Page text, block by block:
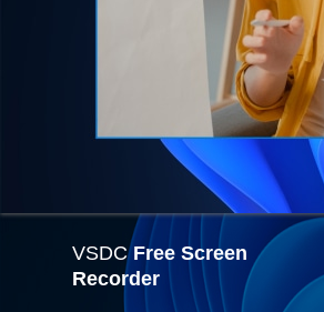
VSDCFree Screen
Recorder